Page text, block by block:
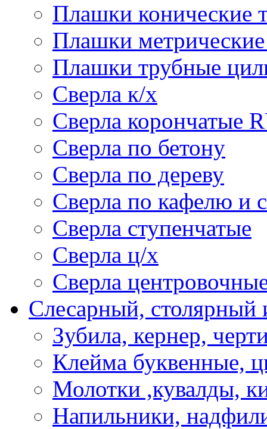
Плашки конические
Плашки
Плашки трубные
Сверла к/х
Сверла корончатые
Сверла по бетону
Сверла по дереву
Сверла по кафелю и
Сверла ступенчатые
Сверла ц/х
Сверла
Слесарный, столярный
Зубила, кернер,
Клейма буквенные,
Молотки ,кувалды,
Напильники,